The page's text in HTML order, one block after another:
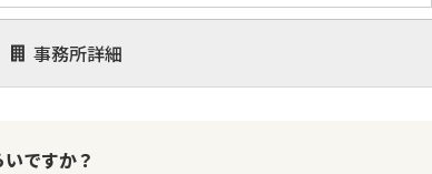
事務所詳細
ですか？